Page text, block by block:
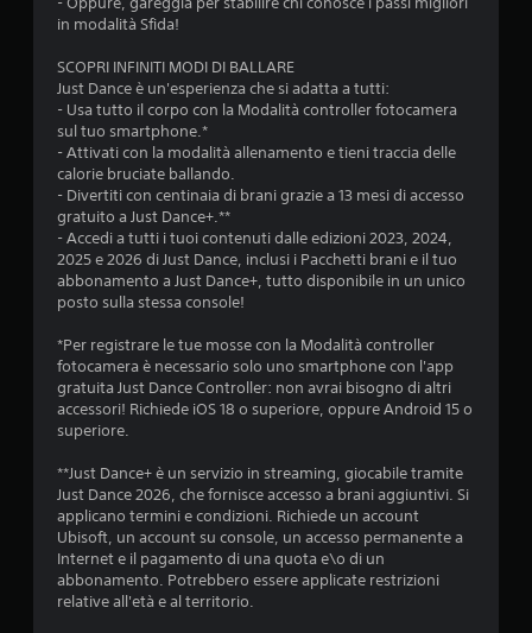
i
n
u
d
a
5
5
8
in modalità Sfida!
SCOPRI INFINITI MODI DI BALLARE
Just Dance è un'esperienza che si adatta a tutti:
- Usa tutto il corpo con la Modalità controller fotocamera
sul tuo smartphone.*
- Attivati con la modalità allenamento e tieni traccia delle
calorie bruciate ballando.
- Divertiti con centinaia di brani grazie a 13 mesi di accesso
gratuito a Just Dance+.**
- Accedi a tutti i tuoi contenuti dalle edizioni 2023, 2024,
2025 e 2026 di Just Dance, inclusi i Pacchetti brani e il tuo
abbonamento a Just Dance+, tutto disponibile in un unico
posto sulla stessa console!
*Per registrare le tue mosse con la Modalità controller
fotocamera è necessario solo uno smartphone con l'app
gratuita Just Dance Controller: non avrai bisogno di altri
accessori! Richiede iOS 18 o superiore, oppure Android 15 o
superiore.
**Just Dance+ è un servizio in streaming, giocabile tramite
Just Dance 2026, che fornisce accesso a brani aggiuntivi. Si
applicano termini e condizioni. Richiede un account
Ubisoft, un account su console, un accesso permanente a
Internet e il pagamento di una quota e\o di un
abbonamento. Potrebbero essere applicate restrizioni
relative all'età e al territorio.